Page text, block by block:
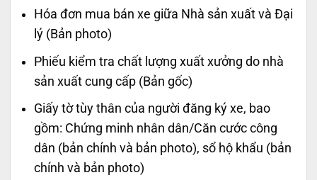
Hóa đơn mua bán xe giữa Nhà sản xuất và Đại
lý (Bản photo)
Phiếu kiểm tra chất lượng xuất xưởng do nhà
sản xuất cung cấp (Bản gốc)
Giấy tờ tùy thân của người đăng ký xe, bao
gồm: Chứng minh nhân dân/Căn cước công
dân (bản chính và bản photo), sổ hộ khẩu (bản
chính và bản photo)